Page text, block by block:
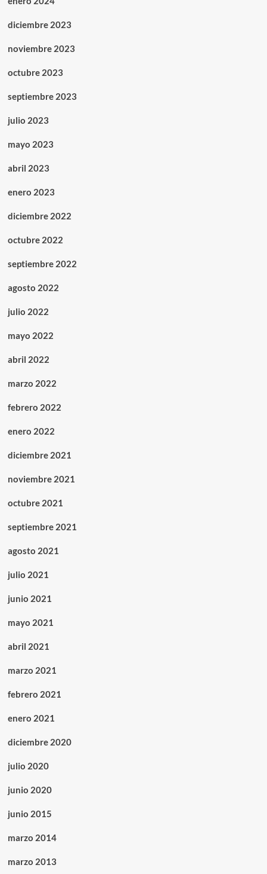
diciembre 2023
noviembre 2023
octubre 2023
septiembre 2023
julio 2023
mayo 2023
abril 2023
enero 2023
diciembre 2022
octubre 2022
septiembre 2022
agosto 2022
julio 2022
mayo 2022
abril 2022
marzo 2022
febrero 2022
enero 2022
diciembre 2021
noviembre 2021
octubre 2021
septiembre 2021
agosto 2021
julio 2021
junio 2021
mayo 2021
abril 2021
marzo 2021
febrero 2021
enero 2021
diciembre 2020
julio 2020
junio 2020
junio 2015
marzo 2014
marzo 2013